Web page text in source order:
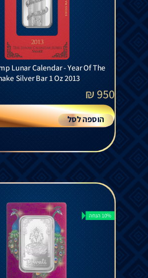
Lunar Calendar - Year Of The
Silver Bar 1 Oz 2013
950
₪
הוספה לסל
10% הנחה